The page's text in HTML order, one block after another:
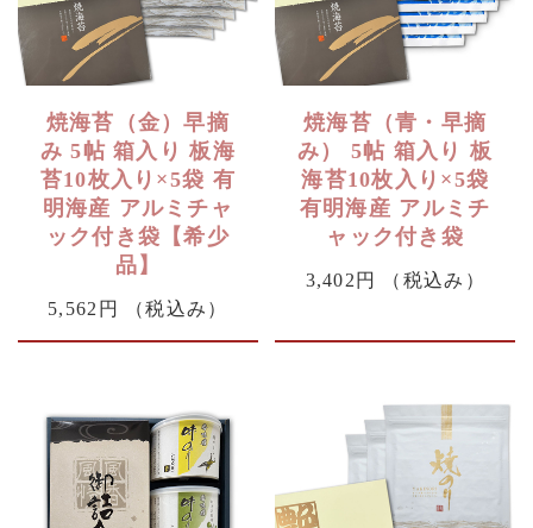
焼海苔（金）早摘
み 5帖 箱入り 板海
苔10枚入り×5袋 有
明海産 アルミチャ
ック付き袋【希少
品】
5,562円 （税込み）
焼海苔（青・早摘
み） 5帖 箱入り 板
海苔10枚入り×5袋
有明海産 アルミチ
ャック付き袋
3,402円 （税込み）